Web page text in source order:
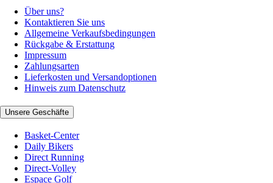
Über uns?
Kontaktieren Sie uns
Allgemeine Verkaufsbedingungen
Rückgabe & Erstattung
Impressum
Zahlungsarten
Lieferkosten und Versandoptionen
Hinweis zum Datenschutz
Unsere Geschäfte
Basket-Center
Daily Bikers
Direct Running
Direct-Volley
Espace Golf